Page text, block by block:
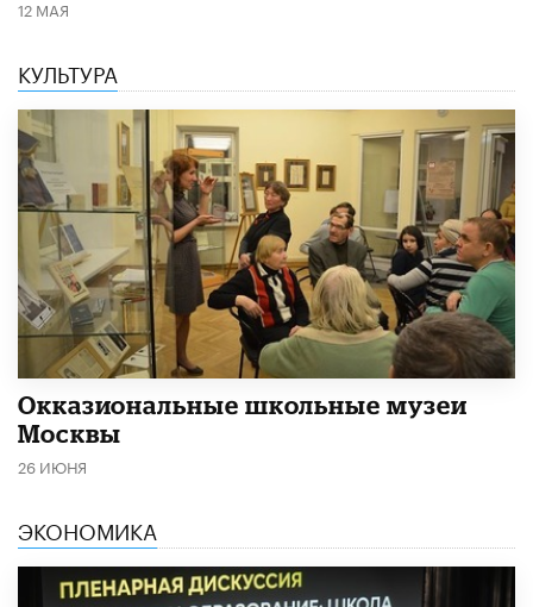
12 МАЯ
КУЛЬТУРА
​Окказиональные школьные музеи
Москвы
26 ИЮНЯ
ЭКОНОМИКА